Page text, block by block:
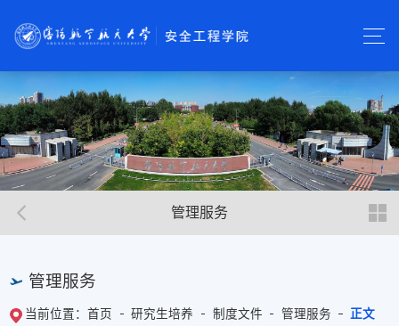
管理服务
管理服务
当前位置：首页 研究生培养 制度文件 管理服务 正文